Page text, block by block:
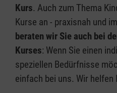
Kurs. Auch zum Thema
Kurse an - praxisnah und
beraten wir Sie auch bei
Kurses: Wenn Sie einen
speziellen Bedürfnisse
einfach bei uns. Wir helfen